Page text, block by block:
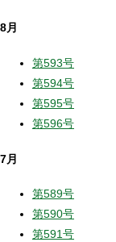
8月
第593号
第594号
第595号
第596号
7月
第589号
第590号
第591号